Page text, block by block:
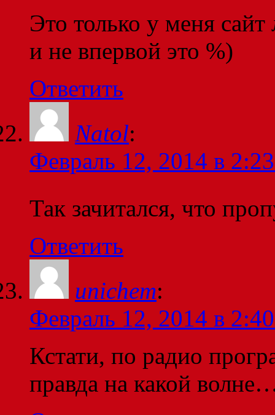
Это только у меня
и не впервой это %)
Ответить
Natol:
Февраль 12, 2014 в
Так зачитался, что
Ответить
unichem:
Февраль 12, 2014 в
Кстати, по радио
правда на какой